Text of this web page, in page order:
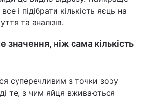
і підібрати кількість яєць на
та аналізів.
значення, ніж сама кількість
суперечливим з точки зору
те, з чим яйця вживаються